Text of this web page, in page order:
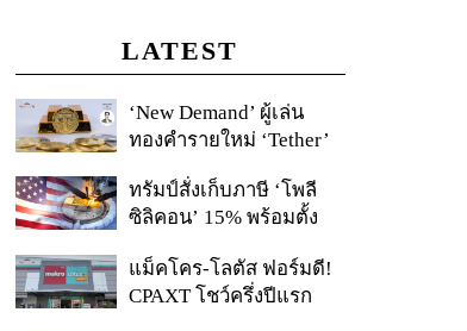
LATEST
‘New Demand’ ผู้เล่น
ทองคำรายใหม่ ‘Tether’
ทรัมป์สั่งเก็บภาษี ‘โพลี
ซิลิคอน’ 15% พร้อมตั้ง
แม็คโคร-โลตัส ฟอร์มดี!
CPAXT โชว์ครึ่งปีแรก